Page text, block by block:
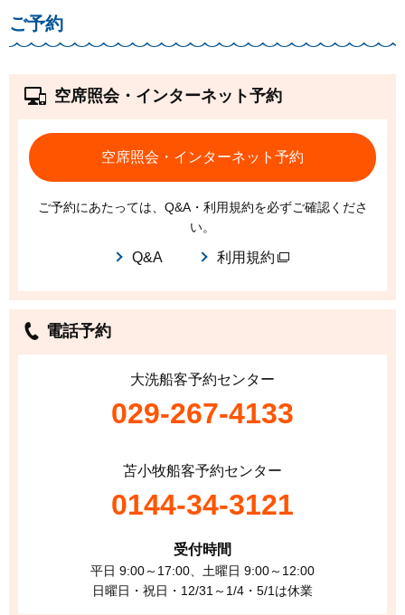
ご予約
空席照会・インターネット予約
空席照会・インターネット予約
ご予約にあたっては、Q&A・利用規約を必ずご確認くださ
い。
Q&A 利用規約
電話予約
大洗船客予約センター
029-267-4133
苫小牧船客予約センター
0144-34-3121
受付時間
平日 9:00～17:00、土曜日 9:00～12:00
日曜日・祝日・12/31～1/4・5/1は休業